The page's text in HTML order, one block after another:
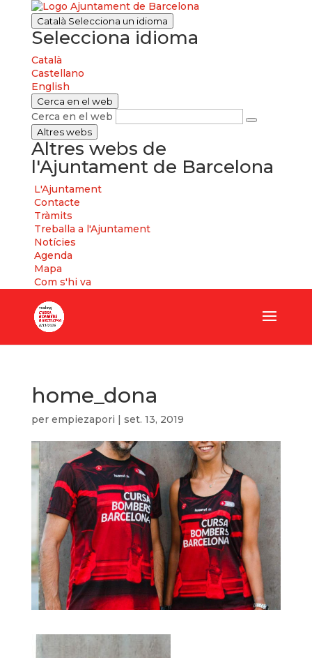
Català Selecciona un idioma
Selecciona idioma
Català
Castellano
English
Cerca en el web
Cerca en el web
Altres webs
Altres webs de
l'Ajuntament de Barcelona
L'Ajuntament
Contacte
Tràmits
Treballa a l'Ajuntament
Notícies
Agenda
Mapa
Com s'hi va
home_dona
per empiezapori | set. 13, 2019